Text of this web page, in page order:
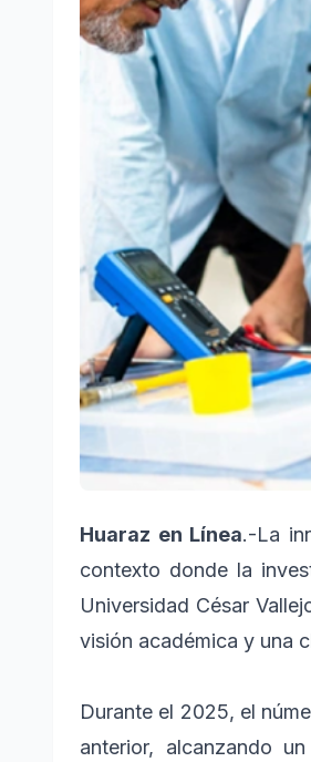
Huaraz en Línea.-La
contexto donde la
Universidad César
visión académica y una
Durante el 2025, el
anterior, alcanzando